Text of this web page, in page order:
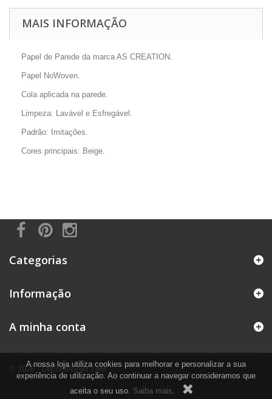
MAIS INFORMAÇÃO
Papel de Parede da marca AS CREATION.
Papel NoWoven.
Cola aplicada na parede.
Limpeza: Lavável e Esfregável.
Padrão: Imitações.
Cores principais: Beige.
Categorias
Informação
© 2026 - DecoraNaNet.com
A minha conta
A nossa loja utiliza cookies para melhorar e personalizar a sua
experiência de utilização. Ao continuar a navegar consideramos que
aceita o seu uso. Saiba mais.